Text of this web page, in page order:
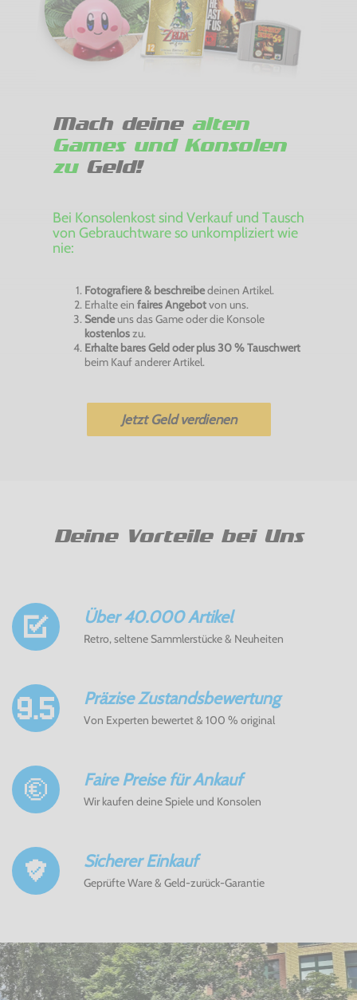
Mach deine alten
Games und Konsolen
zuGeld!
Bei Konsolenkost sind Verkauf und Tausch
von Gebrauchtware so unkompliziert wie
nie:
Fotografiere & beschreibedeinen Artikel.
Erhalte ein faires Angebotvon uns.
Sendeuns das Game oder die Konsole
kostenloszu.
Erhalte bares Geld oder plus 30 % Tauschwert
beim Kauf anderer Artikel.
Jetzt Geld verdienen
Deine Vorteile bei Uns
Über 40.000 Artikel
Retro, seltene Sammlerstücke & Neuheiten
Präzise Zustandsbewertung
Von Experten bewertet & 100 % original
Faire Preise für Ankauf
Wir kaufen deine Spiele und Konsolen
Sicherer Einkauf
Geprüfte Ware & Geld-zurück-Garantie